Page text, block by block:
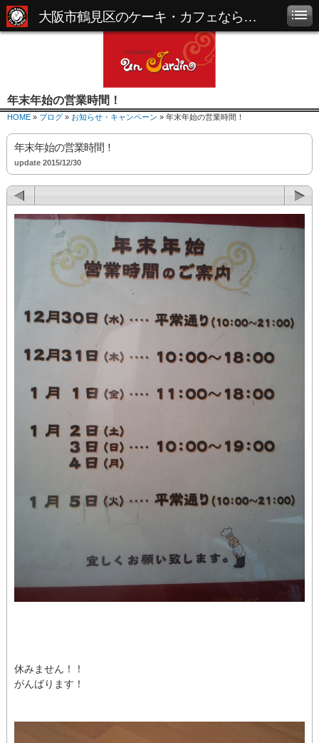
大阪市鶴見区のケーキ・カフェなら「パティスリー アンジャルダン」
年末年始の営業時間！
HOME » ブログ » お知らせ・キャンペーン » 年末年始の営業時間！
年末年始の営業時間！
update 2015/12/30
休みません！！
がんばります！